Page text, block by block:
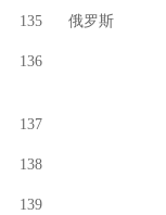
135 俄罗斯
136
137
138
139